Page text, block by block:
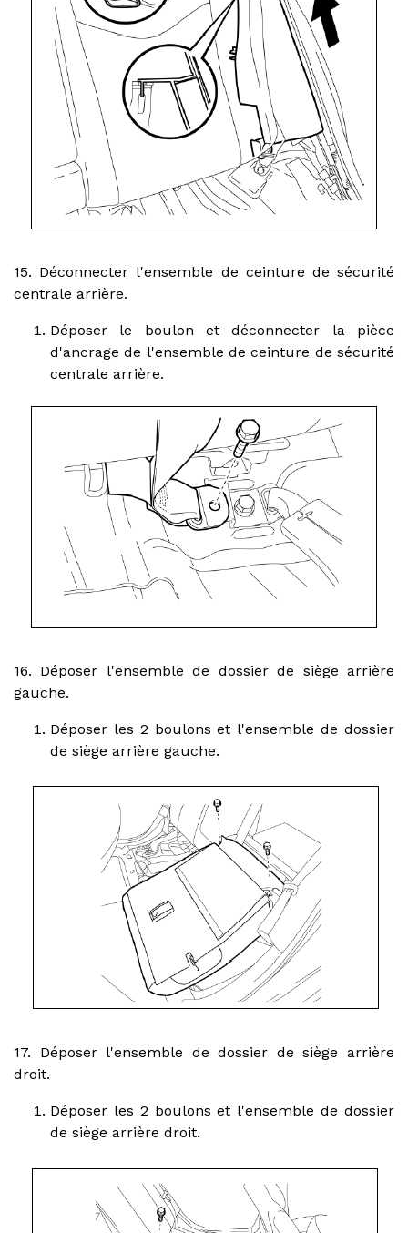
15. Déconnecter l'ensemble de ceinture de sécurité
centrale arrière.
Déposer le boulon et déconnecter la pièce
d'ancrage de l'ensemble de ceinture de sécurité
centrale arrière.
16. Déposer l'ensemble de dossier de siège arrière
gauche.
Déposer les 2 boulons et l'ensemble de dossier
de siège arrière gauche.
17. Déposer l'ensemble de dossier de siège arrière
droit.
Déposer les 2 boulons et l'ensemble de dossier
de siège arrière droit.